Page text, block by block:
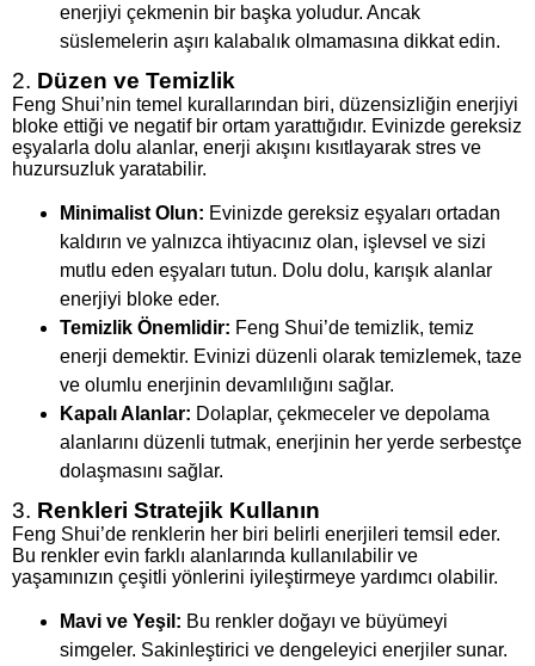
enerjiyi çekmenin bir başka yoludur. Ancak
süslemelerin aşırı kalabalık olmamasına dikkat edin.
2. Düzen ve Temizlik
Feng Shui’nin temel kurallarından biri, düzensizliğin enerjiyi
bloke ettiği ve negatif bir ortam yarattığıdır. Evinizde gereksiz
eşyalarla dolu alanlar, enerji akışını kısıtlayarak stres ve
huzursuzluk yaratabilir.
Minimalist Olun: Evinizde gereksiz eşyaları ortadan
kaldırın ve yalnızca ihtiyacınız olan, işlevsel ve sizi
mutlu eden eşyaları tutun. Dolu dolu, karışık alanlar
enerjiyi bloke eder.
Temizlik Önemlidir: Feng Shui’de temizlik, temiz
enerji demektir. Evinizi düzenli olarak temizlemek, taze
ve olumlu enerjinin devamlılığını sağlar.
Kapalı Alanlar: Dolaplar, çekmeceler ve depolama
alanlarını düzenli tutmak, enerjinin her yerde serbestçe
dolaşmasını sağlar.
3. Renkleri Stratejik Kullanın
Feng Shui’de renklerin her biri belirli enerjileri temsil eder.
Bu renkler evin farklı alanlarında kullanılabilir ve
yaşamınızın çeşitli yönlerini iyileştirmeye yardımcı olabilir.
Mavi ve Yeşil: Bu renkler doğayı ve büyümeyi
simgeler. Sakinleştirici ve dengeleyici enerjiler sunar.